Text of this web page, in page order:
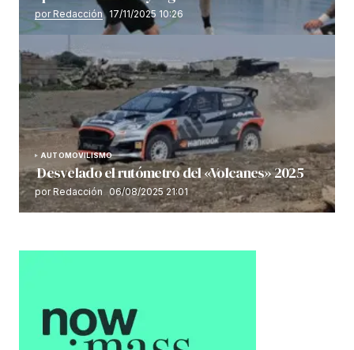
por Redacción 17/11/2025 10:26
AUTOMOVILISMO
Desvelado el rutómetro del «Volcanes» 2025
por Redacción 06/08/2025 21:01